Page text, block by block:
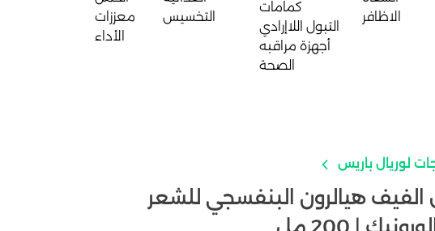
الاظافر
كمامات
التبول اللاإرادي
أجهزة مراقبه
الصحة
التخسيس
معززات
الأداء
لوريال باريس
الفيف هيالرون البنفسجي للشعر